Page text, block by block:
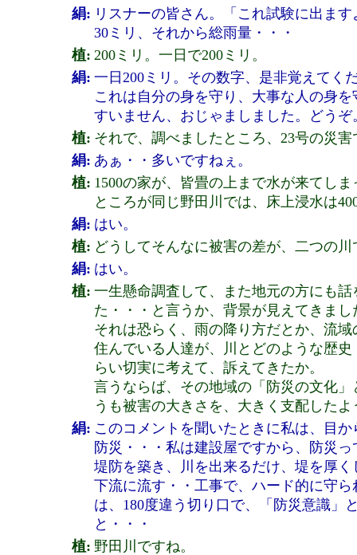
絹: リスナーの皆さん。「これ試験に出ま
30ミリ、それから総雨量・・・
植: 200ミリ。一日で200ミリ。
絹: 一日200ミリ。その数字、是非覚えてく
これは自分の身を守り、大事な人の身
すいません、おじゃましました。どうぞ
植: それで、調べましたところ、23号の災
絹: あぁ・・多いですねぇ。
植: 1500の家が、皆畳の上まで水が来てし
ところが同じ野田川では、床上浸水は
絹: はい。
植: どうしてそんなに被害の差が、二つの
絹: はい。
植: 一生懸命調査して、また地元の方にも
た・・・と言うか、背景が見えてきまし
それは恐らく、雨の降り方だとか、流
住んでいる人達が、川とどのような歴
らい切実に考えて、訴えてきたか。
言うならば、その地域の「防災の文化
うも被害の大きさを、大きく支配した
絹: このコメントを聞いたときに私は、目
防災・・・私は建設屋ですから、防災
堤防を築き、川を出来るだけ、堤を厚
下流に流す・・工事で、ハード的に守
は、180度違う切り口で、「防災意識」
と・・・
植: 野田川ですね。